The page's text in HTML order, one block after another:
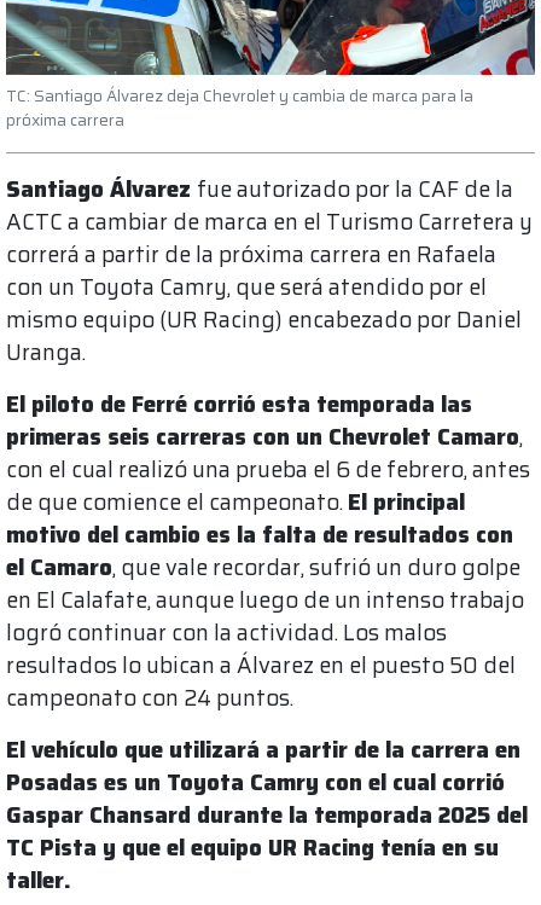
TC: Santiago Álvarez deja Chevrolet y cambia de marca para la
próxima carrera
Santiago Álvarez fue autorizado por la CAF de la
ACTC a cambiar de marca en el Turismo Carretera y
correrá a partir de la próxima carrera en Rafaela
con un Toyota Camry, que será atendido por el
mismo equipo (UR Racing) encabezado por Daniel
Uranga.
El piloto de Ferré corrió esta temporada las
primeras seis carreras con un Chevrolet Camaro,
con el cual realizó una prueba el 6 de febrero, antes
de que comience el campeonato.El principal
motivo del cambio es la falta de resultados con
el Camaro, que vale recordar, sufrió un duro golpe
en El Calafate, aunque luego de un intenso trabajo
logró continuar con la actividad. Los malos
resultados lo ubican a Álvarez en el puesto 50 del
campeonato con 24 puntos.
El vehículo que utilizará a partir de la carrera en
Posadas es un Toyota Camry con el cual corrió
Gaspar Chansard durante la temporada 2025 del
TC Pista y que el equipo UR Racing tenía en su
taller.